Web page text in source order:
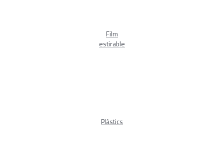
Film
estirable
Plàstics